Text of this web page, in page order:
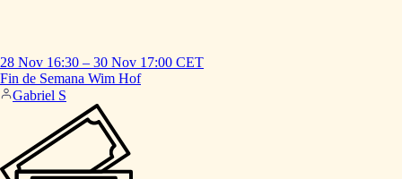
28 Nov 16:30 – 30 Nov 17:00 CET
Fin de Semana Wim Hof
Gabriel S